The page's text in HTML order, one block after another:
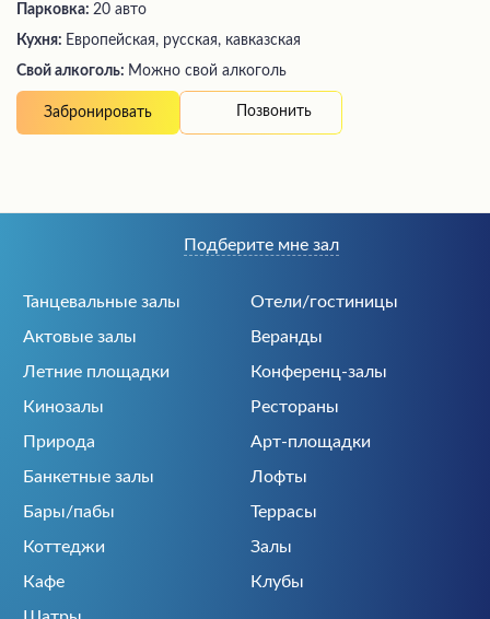
Парковка: 20 авто
Кухня: Европейская, русская, кавказская
Свой алкоголь: Можно свой алкоголь
Забронировать Позвонить
Танцевальные залы
Отели/гостиницы
Актовые залы
Веранды
Летние площадки
Конференц-залы
Кинозалы
Рестораны
Природа
Арт-площадки
Банкетные залы
Лофты
Бары/пабы
Террасы
Коттеджи
Залы
Кафе
Клубы
Подберите мне зал